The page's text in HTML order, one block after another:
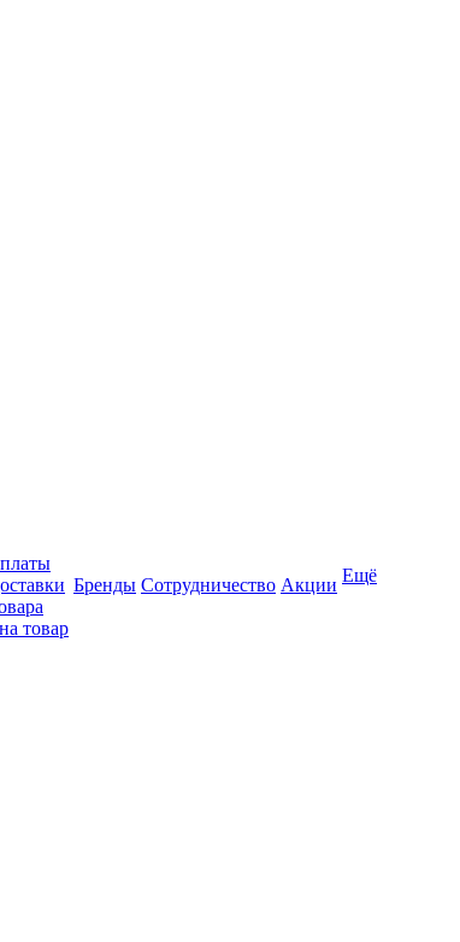
товар
Бренды Сотрудничество Акции Ещё